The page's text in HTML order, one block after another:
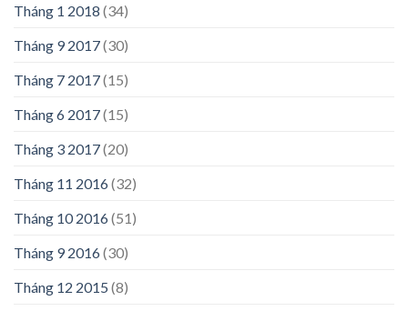
Tháng 1 2018 (34)
Tháng 9 2017(30)
Tháng 7 2017(15)
Tháng 6 2017(15)
Tháng 3 2017(20)
Tháng 11 2016(32)
Tháng 10 2016(51)
Tháng 9 2016(30)
Tháng 12 2015 (8)